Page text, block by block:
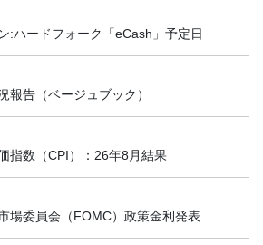
:ハードフォーク「eCash」予定日
報告（ベージュブック）
指数（CPI）：26年8月結果
場委員会（FOMC）政策金利発表